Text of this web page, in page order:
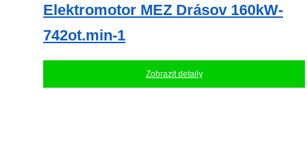
Elektromotor MEZ Drásov 160kW-
742ot.min-1
Zobrazit detaily